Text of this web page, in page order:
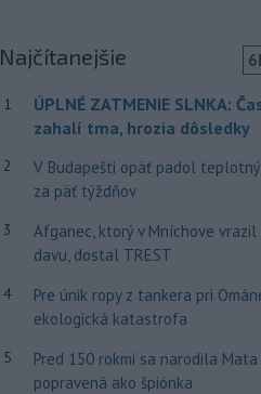
Najčítanejšie
1
ÚPLNÉ ZATMENIE SLNKA:
zahalí tma, hrozia dôsledky
2
V Budapešti opäť padol
za päť týždňov
3
Afganec, ktorý v Mníchove
davu, dostal TREST
4
Pre únik ropy z tankera pri
ekologická katastrofa
5
Pred 150 rokmi sa narodila Mata
popravená ako špiónka